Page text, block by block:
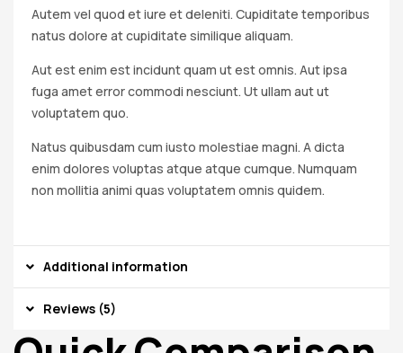
Autem vel quod et iure et deleniti. Cupiditate temporibus
natus dolore at cupiditate similique aliquam.
Aut est enim est incidunt quam ut est omnis. Aut ipsa
fuga amet error commodi nesciunt. Ut ullam aut ut
voluptatem quo.
Natus quibusdam cum iusto molestiae magni. A dicta
enim dolores voluptas atque atque cumque. Numquam
non mollitia animi quas voluptatem omnis quidem.
Additional information
Reviews (5)